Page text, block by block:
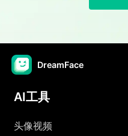
DreamFace
AI工具
头像视频